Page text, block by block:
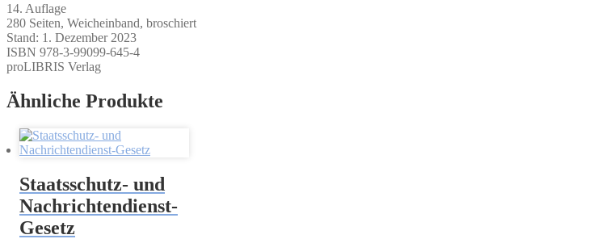
14. Auflage
280 Seiten, Weicheinband, broschiert
Stand: 1. Dezember 2023
ISBN 978-3-99099-645-4
proLIBRIS Verlag
Ähnliche Produkte
Staatsschutz- und
Nachrichtendienst-
Gesetz